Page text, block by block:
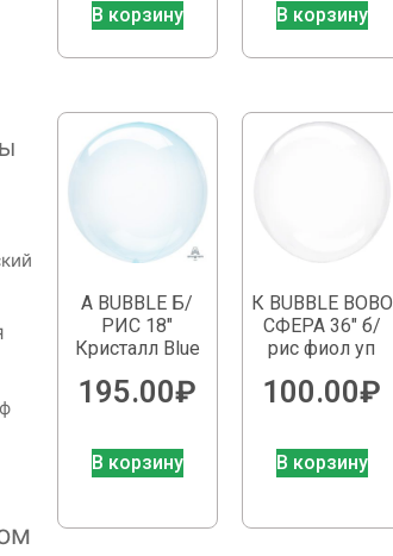
В корзину В корзину
А BUBBLE Б/
РИС 18″
Кристалл Blue
195.00₽
В корзину
К BUBBLE BOBO
СФЕРА 36″ б/
рис фиол уп
100.00₽
В корзину